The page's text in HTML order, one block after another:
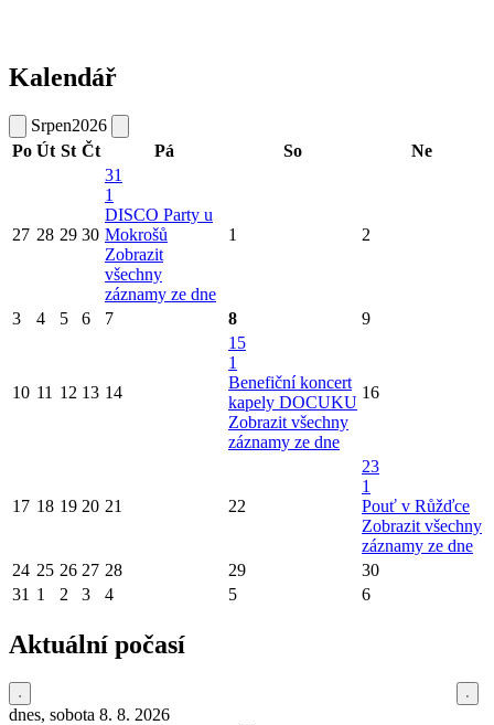
Kalendář
Srpen2026
Po Út St Čt Pá So Ne
27 28 29 30
31
1
DISCO Party u
Mokrošů
Zobrazit
všechny
záznamy ze dne
1 2
3 4 5 6 7 8 9
10 11 12 13 14
15
1
Benefiční koncert
kapely DOCUKU
Zobrazit všechny
záznamy ze dne
16
17 18 19 20 21 22
23
1
Pouť v Růžďce
Zobrazit všechny
záznamy ze dne
24 25 26 27 28 29
30
31 1 2 3 4 5 6
Aktuální počasí
dnes, sobota 8. 8. 2026